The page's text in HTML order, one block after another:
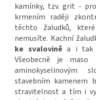
kamínky, tzv. grit -
krmením raději
těchto žaludků,
nemusíte. Kachní
ke svaloviněa i tak
Všeobecně je
aminokyselinovým
stavebním kamenem
stravitelnost a tím i